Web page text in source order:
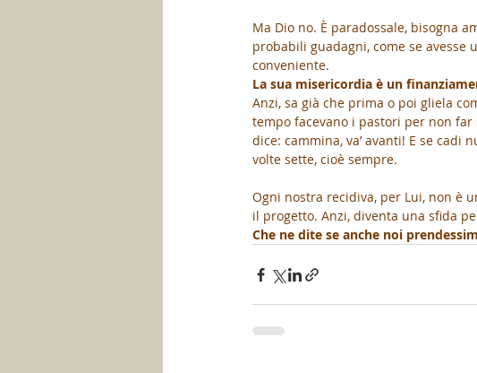
Ma Dio no. È paradossale, bisogna
probabili guadagni, come se avesse
conveniente.
La sua misericordia è un
Anzi, sa già che prima o poi gliela
tempo facevano i pastori per non
dice: cammina, va’ avanti! E se cadi
volte sette, cioè sempre.
Ogni nostra recidiva, per Lui, non è
il progetto. Anzi, diventa una sfida
Che ne dite se anche noi